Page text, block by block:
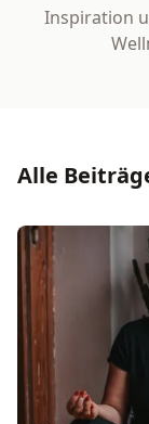
Inspiration
Alle
Meditation